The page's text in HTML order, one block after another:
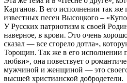
Карганов. В его исполнении так же
известных песен Высоцкого –
У Русских патриотизм к своей
наверное, в крови. Это очень
сказал — все сгорело дотла»,
Торощин. Так же в его исполнении
любви», она повествует о
мужчиной и женщиной — это
высшей христианской добродетели.